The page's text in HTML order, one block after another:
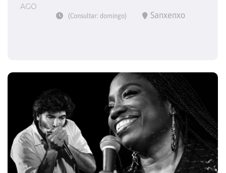
AGO
(Consultar: domingo) Sanxenxo